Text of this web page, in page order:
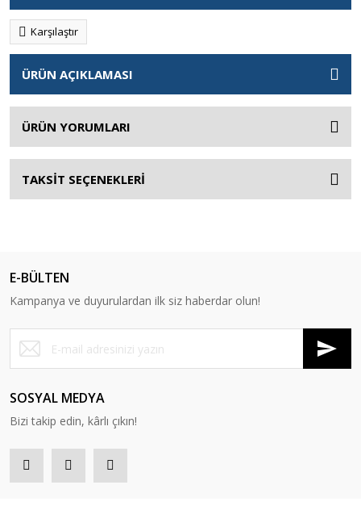
Karşılaştır
ÜRÜN AÇIKLAMASI
ÜRÜN YORUMLARI
TAKSİT SEÇENEKLERİ
E-BÜLTEN
Kampanya ve duyurulardan ilk siz haberdar olun!
SOSYAL MEDYA
Bizi takip edin, kârlı çıkın!